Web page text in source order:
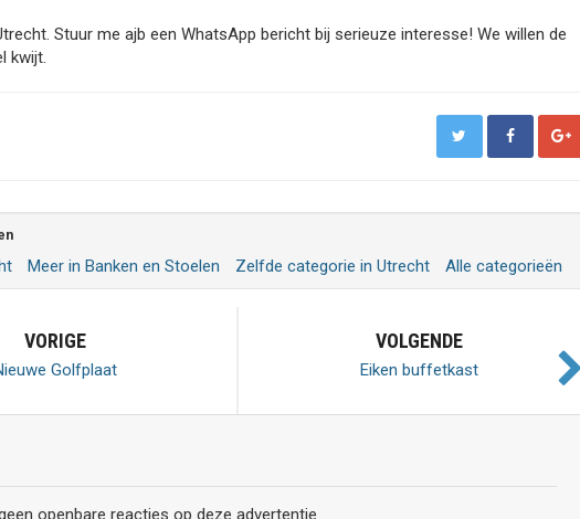
Stuur me ajb een WhatsApp bericht bij serieuze interesse! We willen de
kwijt.
Meer in Banken en Stoelen Zelfde categorie in Utrecht Alle categorieën
VORIGE
Golfplaat
VOLGENDE
Eiken buffetkast
openbare reacties op deze advertentie